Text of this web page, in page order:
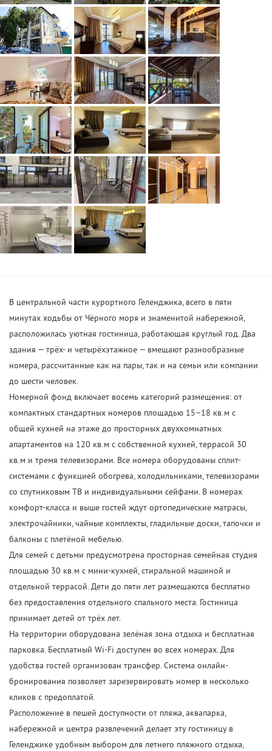
В центральной части курортного Геленджика, всего в пяти
минутах ходьбы от Чёрного моря и знаменитой набережной,
расположилась уютная гостиница, работающая круглый год. Два
здания — трёх- и четырёхэтажное — вмещают разнообразные
номера, рассчитанные как на пары, так и на семьи или компании
до шести человек.
Номерной фонд включает восемь категорий размещения: от
компактных стандартных номеров площадью 15–18 кв.м с
общей кухней на этаже до просторных двухкомнатных
апартаментов на 120 кв.м с собственной кухней, террасой 30
кв.м и тремя телевизорами. Все номера оборудованы сплит-
системами с функцией обогрева, холодильниками, телевизорами
со спутниковым ТВ и индивидуальными сейфами. В номерах
комфорт-класса и выше гостей ждут ортопедические матрасы,
электрочайники, чайные комплекты, гладильные доски, тапочки и
балконы с плетёной мебелью.
Для семей с детьми предусмотрена просторная семейная студия
площадью 30 кв.м с мини-кухней, стиральной машиной и
отдельной террасой. Дети до пяти лет размещаются бесплатно
без предоставления отдельного спального места. Гостиница
принимает детей от трёх лет.
На территории оборудована зелёная зона отдыха и бесплатная
парковка. Бесплатный Wi-Fi доступен во всех номерах. Для
удобства гостей организован трансфер. Система онлайн-
бронирования позволяет зарезервировать номер в несколько
кликов с предоплатой.
Расположение в пешей доступности от пляжа, аквапарка,
набережной и центра развлечений делает эту гостиницу в
Геленджике удобным выбором для летнего пляжного отдыха,